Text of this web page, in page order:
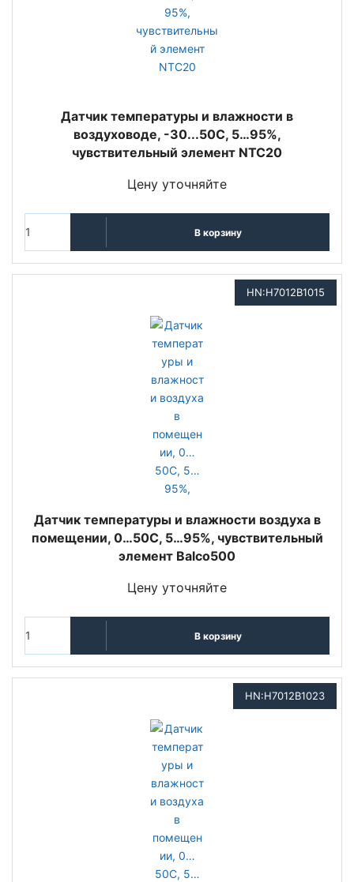
Датчик температуры и влажности в
воздуховоде, -30...50С, 5…95%,
чувствительный элемент NTC20
Цену уточняйте
В корзину
HN:H7012B1015
Датчик температуры и влажности воздуха в
помещении, 0…50C, 5…95%, чувствительный
элемент Balco500
Цену уточняйте
В корзину
HN:H7012B1023